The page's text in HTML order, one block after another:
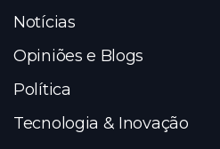
Notícias
Opiniões e Blogs
Política
Tecnologia & Inovação